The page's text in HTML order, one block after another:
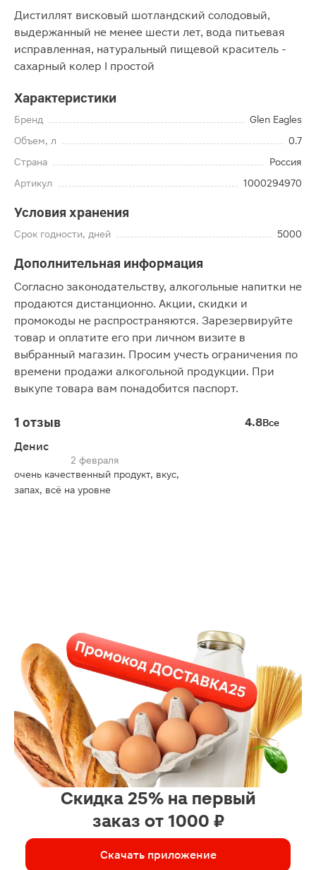
Дистиллят висковый шотландский солодовый,
выдержанный не менее шести лет, вода питьевая
исправленная, натуральный пищевой краситель -
сахарный колер I простой
Характеристики
Бренд
Glen Eagles
Объем, л
0.7
Страна
Россия
Артикул
1000294970
Условия хранения
Срок годности, дней 5000
Дополнительная информация
Согласно законодательству, алкогольные напитки не
продаются дистанционно. Акции, скидки и
промокоды не распространяются. Зарезервируйте
товар и оплатите его при личном визите в
выбранный магазин. Просим учесть ограничения по
времени продажи алкогольной продукции. При
выкупе товара вам понадобится паспорт.
1 отзыв 4.8Все
Денис
2 февраля
очень качественный продукт, вкус,
запах, всё на уровне
Скидка 25% на первый
заказ от 1000 ₽
Скачать приложение